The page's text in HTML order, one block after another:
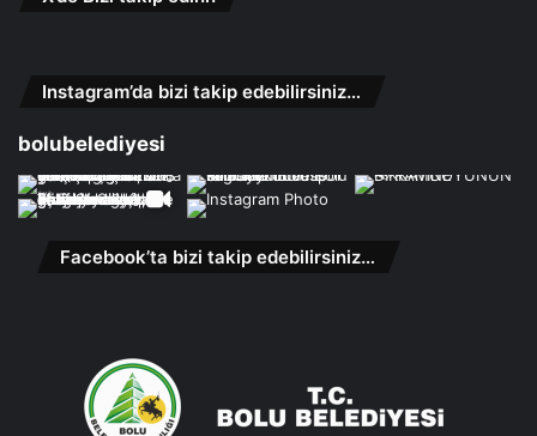
Instagram’da bizi takip edebilirsiniz…
bolubelediyesi
Facebook’ta bizi takip edebilirsiniz…